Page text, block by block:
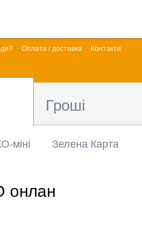
Оплата і доставка
Контакти
Гроші
міні Зелена Карта
онлан